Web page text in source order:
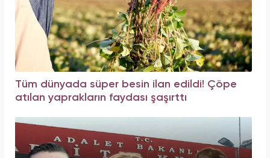
Tüm dünyada süper besin ilan edildi! Çöpe
atılan yaprakların faydası şaşırttı